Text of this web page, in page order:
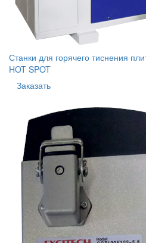
Станки для горячего тиснения
HOT SPOT
Заказать